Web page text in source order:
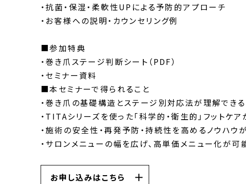
・抗菌・保湿・柔軟性UPによる予防的アプローチ
・お客様への説明・カウンセリング例
■参加特典
・巻き爪ステージ判断シート（PDF）
・セミナー資料
■本セミナーで得られること
・巻き爪の基礎構造とステージ別対応法が理解できる
・TITAシリーズを使った「科学的・衛生的」フットケ
・施術の安全性・再発予防・持続性を高めるノウハウ
・サロンメニューの幅を広げ、高単価メニュー化が可
お申し込みはこちら